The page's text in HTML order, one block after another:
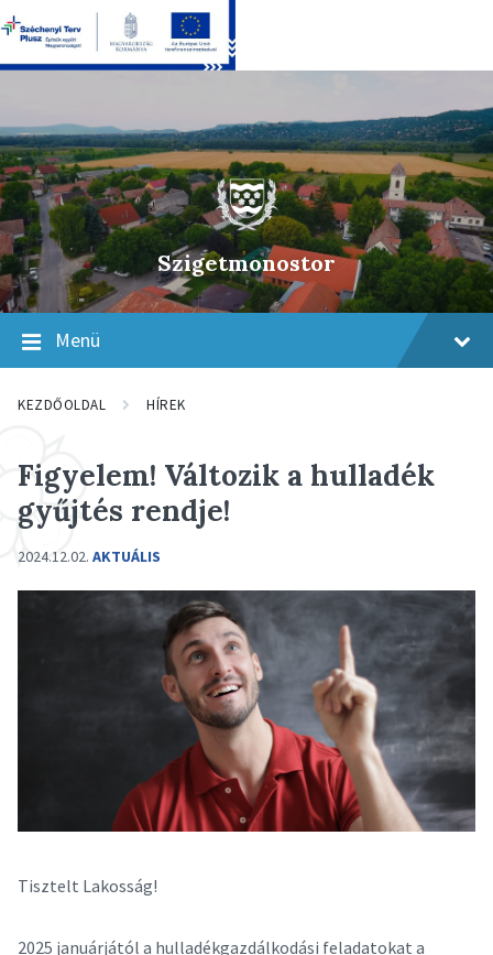
content
main
navigation
footer
Szigetmonostor
Menü
KEZDŐOLDAL HÍREK
Figyelem! Változik a hulladék
gyűjtés rendje!
2024.12.02. AKTUÁLIS
Tisztelt Lakosság!
2025 januárjától a hulladékgazdálkodási feladatokat a